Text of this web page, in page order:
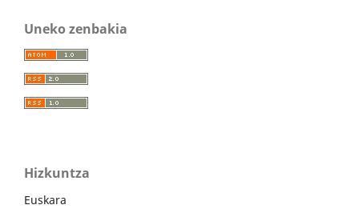
Uneko zenbakia
Hizkuntza
Euskara